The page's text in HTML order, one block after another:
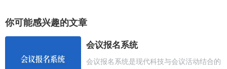
你可能感兴趣的文章
会议报名系统
会议报名系统是现代科技与会议活动结合的